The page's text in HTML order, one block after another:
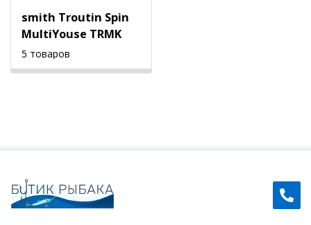
smith Troutin Spin
MultiYouse TRMK
5 товаров